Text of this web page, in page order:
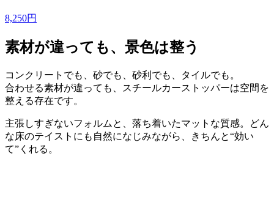
8,250円
素材が違っても、景色は整う
コンクリートでも、砂でも、砂利でも、タイルでも。
合わせる素材が違っても、スチールカーストッパーは空間を
整える存在です。
主張しすぎないフォルムと、落ち着いたマットな質感。どん
な床のテイストにも自然になじみながら、きちんと“効い
て”くれる。